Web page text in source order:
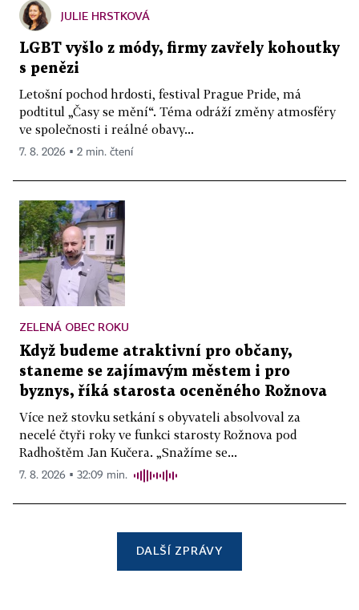
JULIE HRSTKOVÁ
LGBT vyšlo z módy, firmy zavřely kohoutky
s penězi
Letošní pochod hrdosti, festival Prague Pride, má
podtitul „Časy se mění“. Téma odráží změny atmosféry
ve společnosti i reálné obavy...
7. 8. 2026 ▪ 2 min. čtení
ZELENÁ OBEC ROKU
Když budeme atraktivní pro občany,
staneme se zajímavým městem i pro
byznys, říká starosta oceněného Rožnova
Více než stovku setkání s obyvateli absolvoval za
necelé čtyři roky ve funkci starosty Rožnova pod
Radhoštěm Jan Kučera. „Snažíme se...
7. 8. 2026 ▪ 32:09 min.
DALŠÍ ZPRÁVY